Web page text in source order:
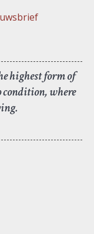
highest form of
condition, where